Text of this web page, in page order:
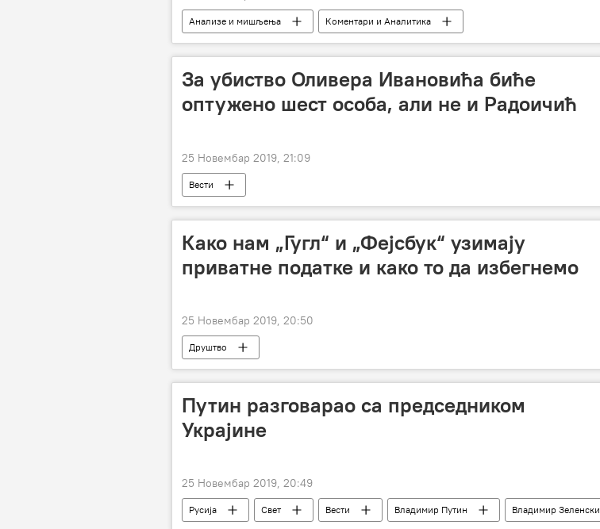
Анализе и мишљења Коментари и Аналитика
За убиство Оливера Ивановића биће
оптужено шест особа, али не и Радоичић
25 Новембар 2019, 21:09
Вести
Како нам „Гугл“ и „Фејсбук“ узимају
приватне податке и како то да избегнемо
25 Новембар 2019, 20:50
Друштво
Путин разговарао са председником
Украјине
25 Новембар 2019, 20:49
Русија Свет Вести Владимир Путин
Владимир Зеленски